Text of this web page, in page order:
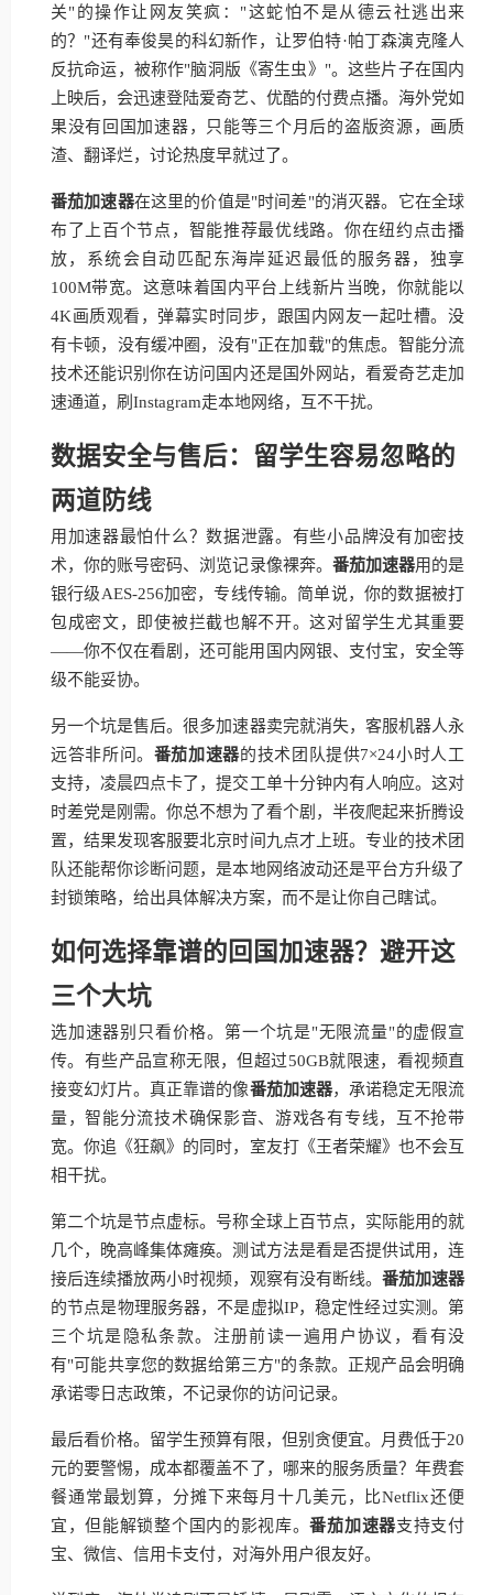
关"的操作让网友笑疯："这蛇怕不是从德云社逃出来
的？"还有奉俊昊的科幻新作，让罗伯特·帕丁森演克隆人
反抗命运，被称作"脑洞版《寄生虫》"。这些片子在国内
上映后，会迅速登陆爱奇艺、优酷的付费点播。海外党如
果没有回国加速器，只能等三个月后的盗版资源，画质
渣、翻译烂，讨论热度早就过了。
番茄加速器在这里的价值是"时间差"的消灭器。它在全球
布了上百个节点，智能推荐最优线路。你在纽约点击播
放，系统会自动匹配东海岸延迟最低的服务器，独享
100M带宽。这意味着国内平台上线新片当晚，你就能以
4K画质观看，弹幕实时同步，跟国内网友一起吐槽。没
有卡顿，没有缓冲圈，没有"正在加载"的焦虑。智能分流
技术还能识别你在访问国内还是国外网站，看爱奇艺走加
速通道，刷Instagram走本地网络，互不干扰。
数据安全与售后：留学生容易忽略的
两道防线
用加速器最怕什么？数据泄露。有些小品牌没有加密技
术，你的账号密码、浏览记录像裸奔。 番茄加速器用的是
银行级AES-256加密，专线传输。简单说，你的数据被打
包成密文，即使被拦截也解不开。这对留学生尤其重要
——你不仅在看剧，还可能用国内网银、支付宝，安全等
级不能妥协。
另一个坑是售后。很多加速器卖完就消失，客服机器人永
远答非所问。 番茄加速器的技术团队提供7×24小时人工
支持，凌晨四点卡了，提交工单十分钟内有人响应。这对
时差党是刚需。你总不想为了看个剧，半夜爬起来折腾设
置，结果发现客服要北京时间九点才上班。专业的技术团
队还能帮你诊断问题，是本地网络波动还是平台方升级了
封锁策略，给出具体解决方案，而不是让你自己瞎试。
如何选择靠谱的回国加速器？避开这
三个大坑
选加速器别只看价格。第一个坑是"无限流量"的虚假宣
传。有些产品宣称无限，但超过50GB就限速，看视频直
接变幻灯片。真正靠谱的像番茄加速器，承诺稳定无限流
量，智能分流技术确保影音、游戏各有专线，互不抢带
宽。你追《狂飙》的同时，室友打《王者荣耀》也不会互
相干扰。
第二个坑是节点虚标。号称全球上百节点，实际能用的就
几个，晚高峰集体瘫痪。测试方法是看是否提供试用，连
接后连续播放两小时视频，观察有没有断线。 番茄加速器
的节点是物理服务器，不是虚拟IP，稳定性经过实测。第
三个坑是隐私条款。注册前读一遍用户协议，看有没
有"可能共享您的数据给第三方"的条款。正规产品会明确
承诺零日志政策，不记录你的访问记录。
最后看价格。留学生预算有限，但别贪便宜。月费低于20
元的要警惕，成本都覆盖不了，哪来的服务质量？年费套
餐通常最划算，分摊下来每月十几美元，比Netflix还便
宜，但能解锁整个国内的影视库。番茄加速器支持支付
宝、微信、信用卡支付，对海外用户很友好。